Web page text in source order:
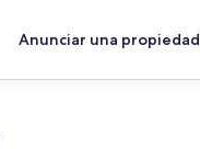
Anunciar una propiedad